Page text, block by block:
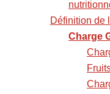
Définition de
Charge